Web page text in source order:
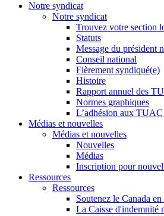
Notre syndicat
Notre syndicat
Trouvez votre section
Statuts
Message du président
Conseil national
Fièrement syndiqué(e)
Histoire
Rapport annuel des
Normes graphiques
L’adhésion aux TUAC
Médias et nouvelles
Médias et nouvelles
Nouvelles
Médias
Inscription pour
Ressources
Ressources
Soutenez le Canada
La Caisse d'indemnité